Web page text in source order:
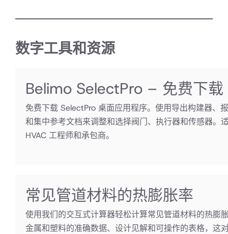
数字工具和资源
Belimo SelectPro – 免费下载
免费下载 SelectPro 桌面应用程序。使用导出构建器、
和集中参考文档来调整和选择阀门、执行器和传感器。
HVAC 工程师和承包商。
常见管道材料的热膨胀率
使用我们的交互式计算器轻松计算常见管道材料的热膨
金属和塑料的准确数据、设计见解和可操作的表格，这